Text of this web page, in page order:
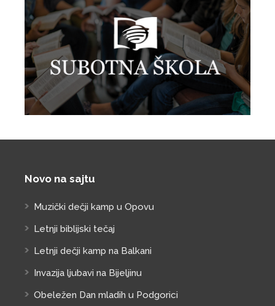
Novo na sajtu
Muzički dečji kamp u Opovu
Letnji biblijski tečaj
Letnji dečji kamp na Balkani
Invazija ljubavi na Bijeljinu
Obeležen Dan mladih u Podgorici